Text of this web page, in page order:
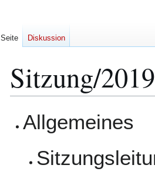
Sitzung/
Navigation
SucheAllgemeines
Seite Diskussion